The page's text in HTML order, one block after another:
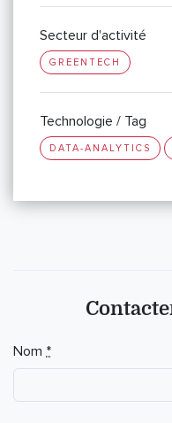
Secteur d'activité
GREENTECH
Technologie / Tag
DATA-ANALYTICS
Nom *